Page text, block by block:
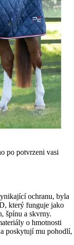
po potvrzeni vasi
ochranu, byla
který funguje jako
špínu a skvrny.
o hmotnosti
poskytují mu pohodlí,